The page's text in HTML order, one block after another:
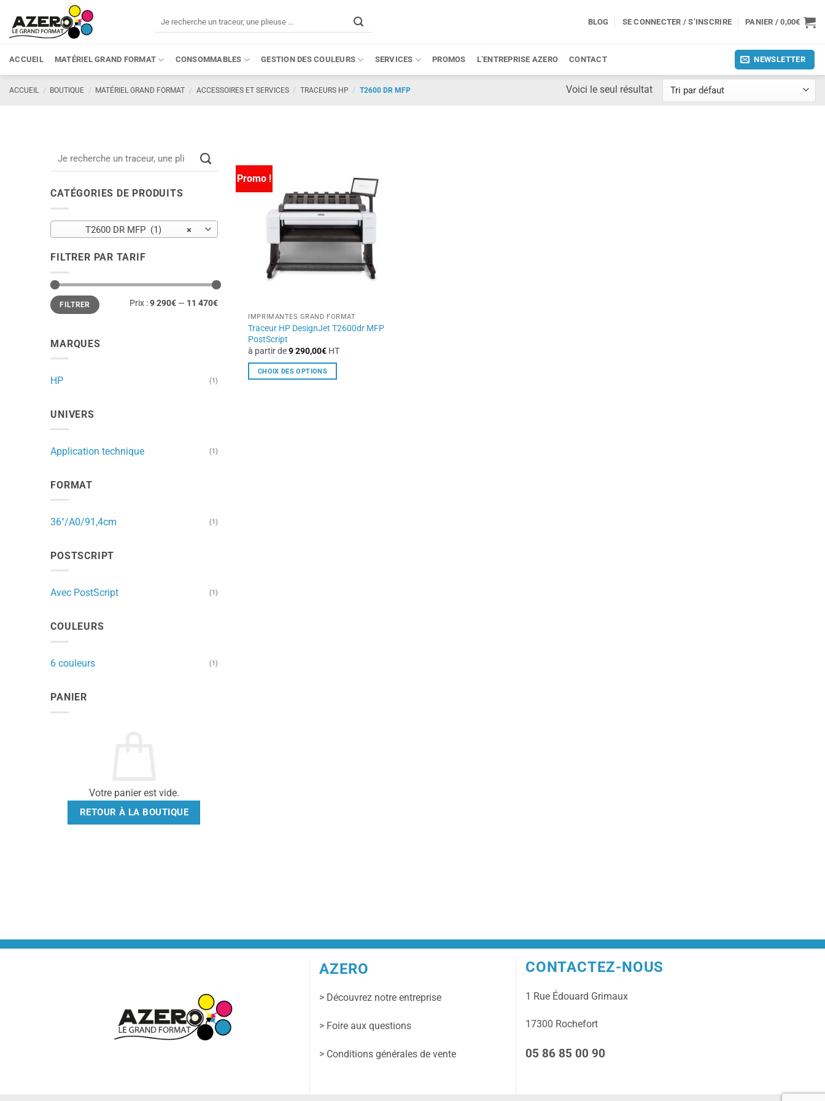
contenu
BLOG SE CONNECTER / S’INSCRIRE PANIER /0,00€
ACCUEIL MATÉRIEL GRAND FORMAT CONSOMMABLES GESTION DES COULEURS SERVICES PROMOS L’ENTREPRISE AZERO CONTACT NEWSLETTER
ACCUEIL / BOUTIQUE / MATÉRIEL GRAND FORMAT / ACCESSOIRES ET SERVICES / TRACEURS HP / T2600 DR MFP Voici le seul résultat
Recherche
CATÉGORIES DE PRODUITS
×
T2600 DR MFP (1)
FILTRER PAR TARIF
Prix
min
Prix
maxFILTRER Prix :9 290€— 11 470€
MARQUES
HP (1)
UNIVERS
Application technique (1)
FORMAT
36"/A0/91,4cm (1)
POSTSCRIPT
Avec PostScript (1)
COULEURS
6 couleurs (1)
PANIER
Votre panier est vide.
RETOUR À LA BOUTIQUE
Promo !
IMPRIMANTES GRAND FORMAT
Traceur HP DesignJet T2600dr MFP
PostScript
à partir de9 290,00€ HT
CHOIX DES OPTIONS
AZERO
> Découvrez notre entreprise
> Foire aux questions
> Conditions générales de vente
CONTACTEZ-NOUS
1 Rue Édouard Grimaux
17300 Rochefort
05 86 85 00 90